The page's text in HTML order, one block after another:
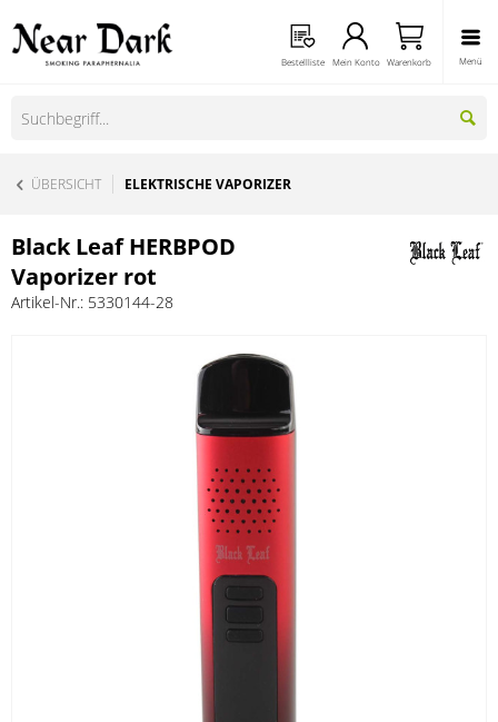
Menü
Bestellliste Mein Konto Warenkorb
ÜBERSICHT ELEKTRISCHE VAPORIZER
Black Leaf HERBPOD
Vaporizer rot
Artikel-Nr.: 5330144-28